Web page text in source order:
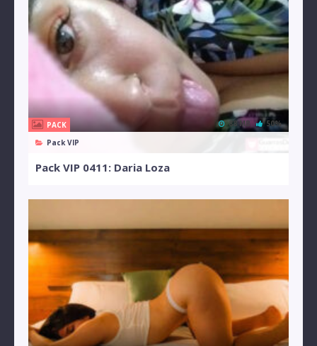
PACK
Pack VIP
88 MB 50%
Pack VIP 0411: Daria Loza